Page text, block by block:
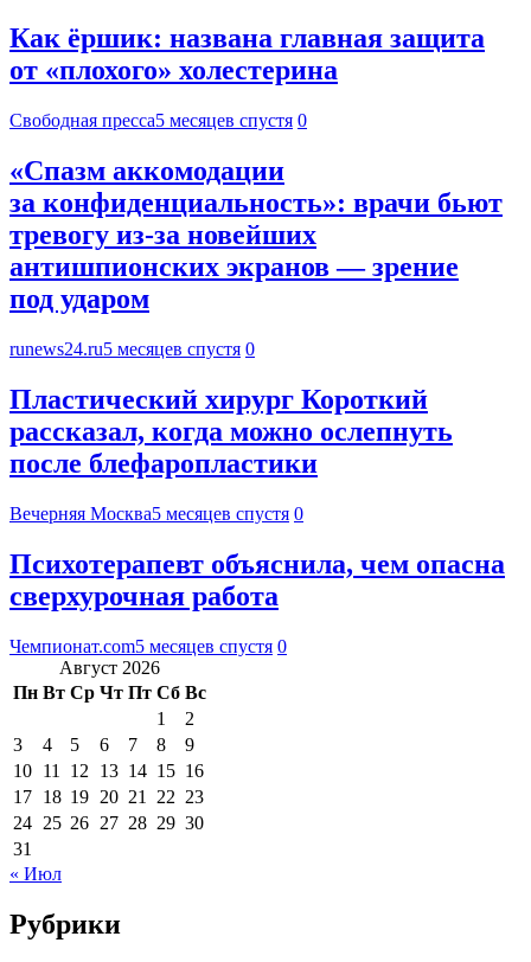
Как ёршик: названа главная защита
от «плохого» холестерина
Свободная пресса5 месяцев спустя 0
«Спазм аккомодации
за конфиденциальность»: врачи бьют
тревогу из-за новейших
антишпионских экранов — зрение
под ударом
runews24.ru5 месяцев спустя 0
Пластический хирург Короткий
рассказал, когда можно ослепнуть
после блефаропластики
Вечерняя Москва5 месяцев спустя 0
Психотерапевт объяснила, чем опасна
сверхурочная работа
Чемпионат.com5 месяцев спустя 0
Август 2026
Пн Вт Ср Чт Пт Сб Вс
1
2
3
4 5 6 7 8
9
10 11 12 13 14 15 16
17 18 19 20 21 22 23
24 25 26 27 28 29 30
31
« Июл
Рубрики